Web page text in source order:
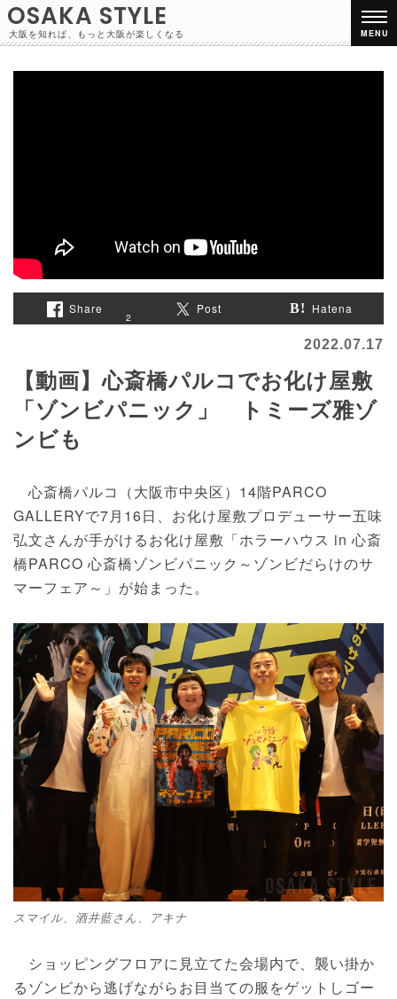
OSAKA STYLE
大阪を知れば、もっと大阪が楽しくなる MENU
Share
2
Post Hatena
2022.07.17
【動画】心斎橋パルコでお化け屋敷
「ゾンビパニック」 トミーズ雅ゾ
ンビも
心斎橋パルコ（大阪市中央区）14階PARCO
GALLERYで7月16日、お化け屋敷プロデューサー五味
弘文さんが手がけるお化け屋敷「ホラーハウス in 心斎
橋PARCO 心斎橋ゾンビパニック～ゾンビだらけのサ
マーフェア～」が始まった。
スマイル、酒井藍さん、アキナ
ショッピングフロアに見立てた会場内で、襲い掛か
るゾンビから逃げながらお目当ての服をゲットしゴー